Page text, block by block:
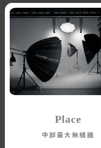
Place
中部最大無縫牆